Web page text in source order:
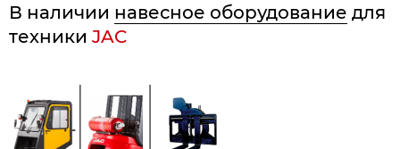
В наличии навесное оборудование для
техники JAC